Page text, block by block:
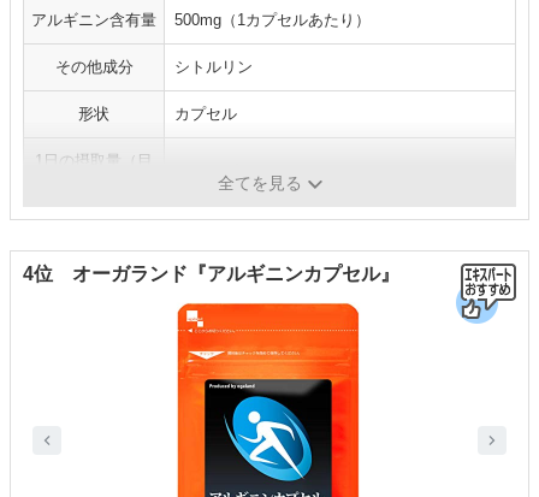
アルギニン含有量 500mg（1カプセルあたり）
その他成分 シトルリン
形状 カプセル
1日の摂取量（目
全てを見る
4位 オーガランド『アルギニンカプセル』